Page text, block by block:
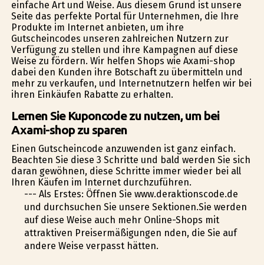
einfache Art und Weise. Aus diesem Grund ist unsere
Seite das perfekte Portal für Unternehmen, die Ihre
Produkte im Internet anbieten, um ihre
Gutscheincodes unseren zahlreichen Nutzern zur
Verfügung zu stellen und ihre Kampagnen auf diese
Weise zu fördern. Wir helfen Shops wie Axami-shop
dabei den Kunden ihre Botschaft zu übermitteln und
mehr zu verkaufen, und Internetnutzern helfen wir bei
ihren Einkäufen Rabatte zu erhalten.
Lernen Sie Kuponcode zu nutzen, um bei
Axami-shop zu sparen
Einen Gutscheincode anzuwenden ist ganz einfach.
Beachten Sie diese 3 Schritte und bald werden Sie sich
daran gewöhnen, diese Schritte immer wieder bei all
Ihren Käufen im Internet durchzuführen.
--- Als Erstes: Öffnen Sie www.deraktionscode.de
und durchsuchen Sie unsere Sektionen.Sie werden
auf diese Weise auch mehr Online-Shops mit
attraktiven Preisermäßigungen finden, die Sie auf
andere Weise verpasst hätten.